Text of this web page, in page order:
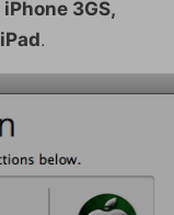
3GS,
.